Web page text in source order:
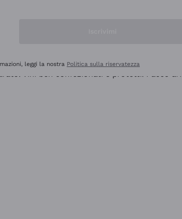
Vini ben confezionati e protetti. Pacco
leggi la nostra Politica sulla riservatezza